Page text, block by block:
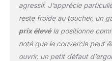
agressif. J’apprécie
reste froide au toucher, un
prix élevéla positionne
noté que le couvercle peut
ouvrir, un petit défaut